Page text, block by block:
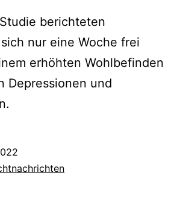
berichteten
nur eine Woche frei
erhöhten Wohlbefinden
Depressionen und